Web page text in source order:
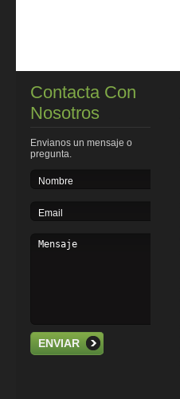
Contacta Con
Nosotros
Envianos un mensaje o
pregunta.
ENVIAR